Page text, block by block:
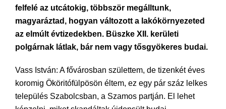
felfelé az utcátokig, többször megálltunk,
magyaráztad, hogyan változott a lakókörnyezeted
az elmúlt évtizedekben. Büszke XII. kerületi
polgárnak látlak, bár nem vagy tősgyökeres budai.
Vass István: A fővárosban születtem, de tizenkét éves
koromig Ököritófülpösön éltem, ez egy pár száz lelkes
település Szabolcsban, a Szamos partján. El lehet